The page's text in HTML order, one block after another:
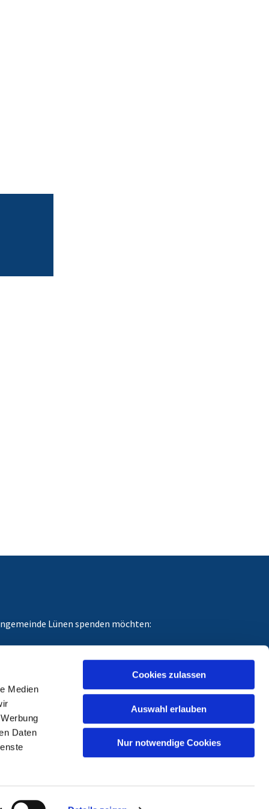
Medien
Daten
Cookies zulassen
Auswahl erlauben
Nur notwendige Cookies
Lünen spenden möchten:
angeben, für den Ihre Spende gedacht